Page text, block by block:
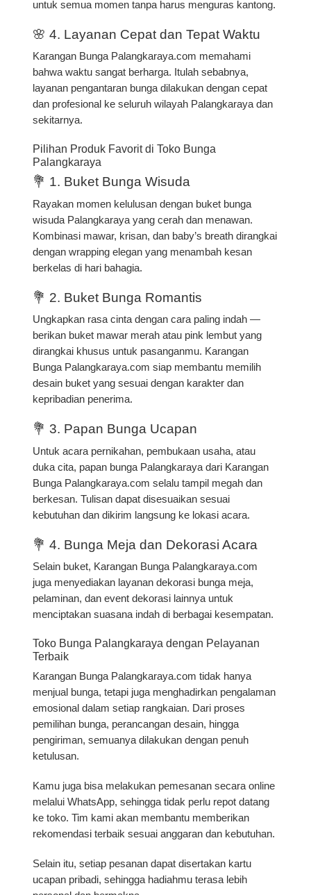
untuk semua momen tanpa harus menguras kantong.
🌸 4. Layanan Cepat dan Tepat Waktu
Karangan Bunga Palangkaraya.com memahami
bahwa waktu sangat berharga. Itulah sebabnya,
layanan pengantaran bunga dilakukan dengan cepat
dan profesional ke seluruh wilayah Palangkaraya dan
sekitarnya.
Pilihan Produk Favorit di Toko Bunga
Palangkaraya
💐 1. Buket Bunga Wisuda
Rayakan momen kelulusan dengan buket bunga
wisuda Palangkaraya yang cerah dan menawan.
Kombinasi mawar, krisan, dan baby’s breath dirangkai
dengan wrapping elegan yang menambah kesan
berkelas di hari bahagia.
💐 2. Buket Bunga Romantis
Ungkapkan rasa cinta dengan cara paling indah —
berikan buket mawar merah atau pink lembut yang
dirangkai khusus untuk pasanganmu. Karangan
Bunga Palangkaraya.com siap membantu memilih
desain buket yang sesuai dengan karakter dan
kepribadian penerima.
💐 3. Papan Bunga Ucapan
Untuk acara pernikahan, pembukaan usaha, atau
duka cita, papan bunga Palangkaraya dari Karangan
Bunga Palangkaraya.com selalu tampil megah dan
berkesan. Tulisan dapat disesuaikan sesuai
kebutuhan dan dikirim langsung ke lokasi acara.
💐 4. Bunga Meja dan Dekorasi Acara
Selain buket, Karangan Bunga Palangkaraya.com
juga menyediakan layanan dekorasi bunga meja,
pelaminan, dan event dekorasi lainnya untuk
menciptakan suasana indah di berbagai kesempatan.
Toko Bunga Palangkaraya dengan Pelayanan
Terbaik
Karangan Bunga Palangkaraya.com tidak hanya
menjual bunga, tetapi juga menghadirkan pengalaman
emosional dalam setiap rangkaian. Dari proses
pemilihan bunga, perancangan desain, hingga
pengiriman, semuanya dilakukan dengan penuh
ketulusan.
Kamu juga bisa melakukan pemesanan secara online
melalui WhatsApp, sehingga tidak perlu repot datang
ke toko. Tim kami akan membantu memberikan
rekomendasi terbaik sesuai anggaran dan kebutuhan.
Selain itu, setiap pesanan dapat disertakan kartu
ucapan pribadi, sehingga hadiahmu terasa lebih